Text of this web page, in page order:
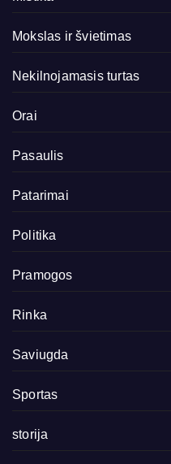
Mokslas ir švietimas
Nekilnojamasis turtas
Orai
Pasaulis
Patarimai
Politika
Pramogos
Rinka
Saviugda
Sportas
storija